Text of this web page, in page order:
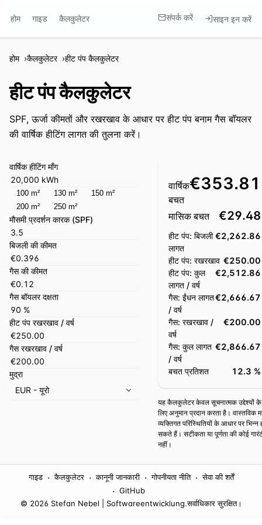
होम गाइड कैलकुलेटर संपर्क करें साइन इन करें
होम कैलकुलेटर हीट पंप कैलकुलेटर
हीट पंप कैलकुलेटर
SPF, ऊर्जा कीमतों और रखरखाव के आधार पर हीट पंप बनाम गैस बॉयलर
की वार्षिक हीटिंग लागत की तुलना करें।
वार्षिक हीटिंग माँग
100 m² 130 m²
150 m²
200 m²
250 m²
मौसमी प्रदर्शन कारक (SPF)
बिजली की कीमत
गैस की कीमत
गैस बॉयलर दक्षता
हीट पंप रखरखाव / वर्ष
गैस रखरखाव / वर्ष
मुद्रा
EUR - यूरो
वार्षिक
बचत
€353.81
मासिक बचत €29.48
हीट पंप: बिजली
लागत
€2,262.86
हीट पंप: रखरखाव €250.00
हीट पंप: कुल
लागत / वर्ष
€2,512.86
गैस: ईंधन लागत
/ वर्ष
€2,666.67
गैस: रखरखाव /
वर्ष
€200.00
गैस: कुल लागत
/ वर्ष
€2,866.67
बचत प्रतिशत 12.3 %
यह कैलकुलेटर केवल सूचनात्मक उद्देश्यों के
लिए अनुमान प्रदान करता है। वास्तविक
व्यक्तिगत परिस्थितियों के आधार पर भिन्न
सकते हैं। सटीकता या पूर्णता की कोई
नहीं।
गाइड · कैलकुलेटर · कानूनी जानकारी · गोपनीयता नीति · सेवा की शर्तें
· GitHub
© 2026 Stefan Nebel | Softwareentwicklung.सर्वाधिकार सुरक्षित।